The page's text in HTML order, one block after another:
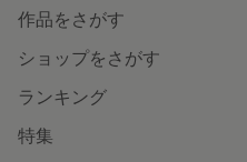
作品をさがす
ショップをさがす
ランキング
特集